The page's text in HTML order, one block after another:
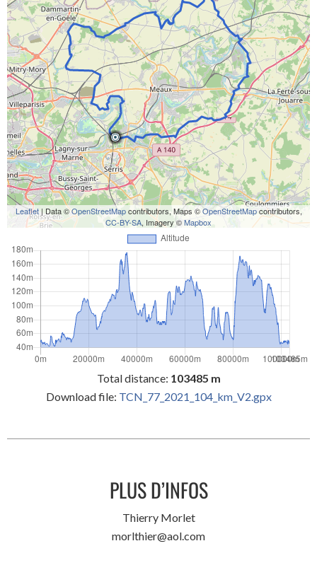
Leaflet| Data ©OpenStreetMapcontributors, Maps ©OpenStreetMapcontributors,
CC-BY-SA, Imagery ©Mapbox
Total distance: 103485 m
Download file: TCN_77_2021_104_km_V2.gpx
PLUS D’INFOS
Thierry Morlet
morlthier@aol.com